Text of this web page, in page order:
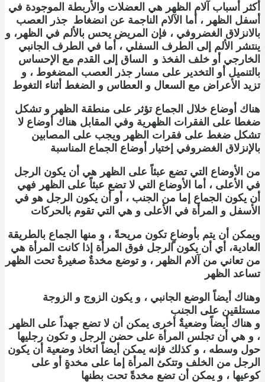
أكثر أسباب آلام الظهر هي العضلات والأربطة الموجودة في
أسفل الظهر ، أما الآلام الناجمة عن انضغاط جذر العصب
بالانزلاق الغضروفي ، فإن المريض يحس بالألم في الظهر، و
ينتشر الألم إلى الطرف السفلي ، أما في الطرف الجانبي
الخارجي أو خلف الفخذ و الساق إلى القدم مع الإحساس
بالتنميل أو التخدير على مسار جذر العصب المضغوط ، و
تزيد الأعراض مع السعال و العطاس و الضغط أثناء التغوط
هناك أوضاع خلال الجماع تؤثر على منطقة الظهر و تشكل
ضغطا على الفقرات الظهرية وفي المقابل هناك أوضاع لا
تشكل ضغط على فقرات الظهر ويجب على المصابين
بالإنزلاق الغضروفي إختيار أوضاع الجماع المناسبة
من الأوضاع التي تضع عبئاً على الظهر هي أن يكون الرجل
في الأعلى ، أما الأوضاع التي لا تضع عبئاً على الظهر فهي
أن يكون الجماع إما من الجنب ، أو أن يكون الرجل هو في
الأسفل و المرأة في الأعلى و هي التي تقوم بالحركات
ويمكن أن يتم بأوضاعٍ تكون مريحةً ، و منها الجماع بالطريقة
العادية، أي أن يكون الرجل فوق المرأة إذا كانت المرأة هي
من تعاني من آلام الظهر ، و توضع مخدةٌ صغيرةٌ تحت الظهر
تساعد الظهر
وهناك أيضاً الوضع الجانبي ، و يكون الزوج و الزوجة
مستلقين على الجنب
و هناك أيضاً وضعيةٌ أخرى يمكن أن لا تضع جهداً على الظهر
، و هي أن تجلس المرأة على حضن الرجل و تكون رجليها
حول وسطه ، و كذلك فإنه يمكن أيضاً اتخاذ وضعية أن يكون
الرجل من الخلف وتتكئ المرأة إما على مخدةٍ أو على
كوعيها ، و يمكن أن تضع مخدةً تحت بطنها